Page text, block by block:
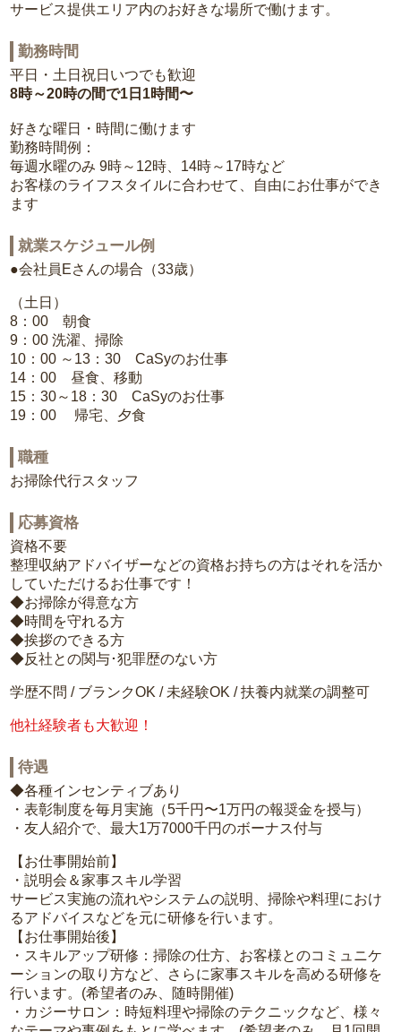
サービス提供エリア内のお好きな場所で働けます。
勤務時間
平日・土日祝日いつでも歓迎
8時～20時の間で1日1時間〜
好きな曜日・時間に働けます
勤務時間例：
毎週水曜のみ 9時～12時、14時～17時など
お客様のライフスタイルに合わせて、自由にお仕事ができ
ます
就業スケジュール例
●会社員Eさんの場合（33歳）
（土日）
8：00 朝食
9：00 洗濯、掃除
10：00 ～13：30 CaSyのお仕事
14：00 昼食、移動
15：30～18：30 CaSyのお仕事
19：00 帰宅、夕食
職種
お掃除代行スタッフ
応募資格
資格不要
整理収納アドバイザーなどの資格お持ちの方はそれを活か
していただけるお仕事です！
◆お掃除が得意な方
◆時間を守れる方
◆挨拶のできる方
◆反社との関与･犯罪歴のない方
学歴不問 / ブランクOK / 未経験OK / 扶養内就業の調整可
他社経験者も大歓迎！
待遇
◆各種インセンティブあり
・表彰制度を毎月実施（5千円〜1万円の報奨金を授与）
・友人紹介で、最大1万7000千円のボーナス付与
【お仕事開始前】
・説明会＆家事スキル学習
サービス実施の流れやシステムの説明、掃除や料理におけ
るアドバイスなどを元に研修を行います。
【お仕事開始後】
・スキルアップ研修：掃除の仕方、お客様とのコミュニケ
ーションの取り方など、さらに家事スキルを高める研修を
行います。(希望者のみ、随時開催)
・カジーサロン：時短料理や掃除のテクニックなど、様々